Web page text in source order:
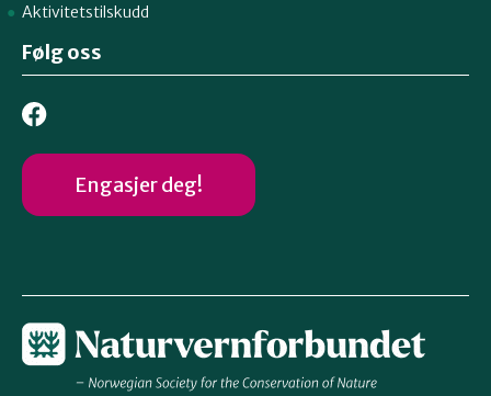
Aktivitetstilskudd
Følg oss
Engasjer deg!